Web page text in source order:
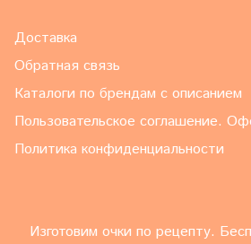
Доставка
Обратная связь
Каталоги по брендам с описанием
Пользовательское соглашение.
Политика конфиденциальности
Изготовим очки по рецепту.